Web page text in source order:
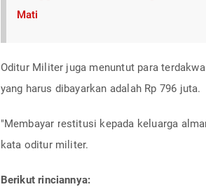
Mati
Oditur Militer juga menuntut para
yang harus dibayarkan adalah Rp 796 juta.
"Membayar restitusi kepada keluarga
kata oditur militer.
Berikut rinciannya: